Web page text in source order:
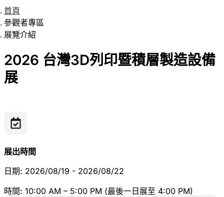
首頁
參觀者專區
展覽介紹
2026 台灣3D列印暨積層製造設備
展
展出時間
日期: 2026/08/19 - 2026/08/22
時間: 10:00 AM – 5:00 PM (最後一日展至 4:00 PM)